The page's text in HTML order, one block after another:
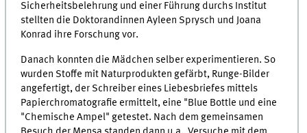
Sicherheitsbelehrung und einer Führung durchs Institut
stellten die Doktorandinnen Ayleen Sprysch und Joana
Konrad ihre Forschung vor.
Danach konnten die Mädchen selber experimentieren. So
wurden Stoffe mit Naturprodukten gefärbt, Runge-Bilder
angefertigt, der Schreiber eines Liebesbriefes mittels
Papierchromatografie ermittelt, eine "Blue Bottle und eine
"Chemische Ampel" getestet. Nach dem gemeinsamen